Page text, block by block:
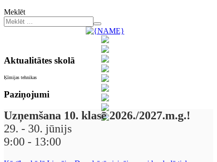
Meklēt
Aktualitātes skolā
Ķīmijas tehnikas
Paziņojumi
Uzņemšana 10. klasē 2026./2027.m.g.!
29. - 30. jūnijs
9:00 - 13:00